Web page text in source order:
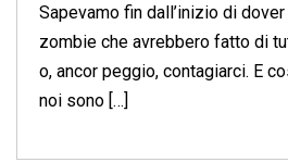
Sapevamo fin dall’inizio di
zombie che avrebbero fatto di
o, ancor peggio, contagiarci. E
noi sono […]